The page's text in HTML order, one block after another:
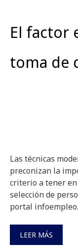
El factor
toma de
Las técnicas
preconizan la
criterio a tener en
selección de
portal infoempleo.
LEER MÁS